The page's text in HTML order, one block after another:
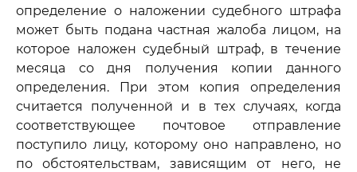
определение о наложении судебного штрафа
может быть подана частная жалоба лицом, на
которое наложен судебный штраф, в течение
месяца со дня получения копии данного
определения. При этом копия определения
считается полученной и в тех случаях, когда
соответствующее почтовое отправление
поступило лицу, которому оно направлено, но
по обстоятельствам, зависящим от него, не